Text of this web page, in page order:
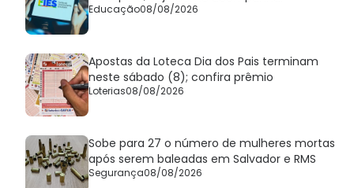
Educação08/08/2026
Apostas da Loteca Dia dos Pais terminam
neste sábado (8); confira prêmio
Loterias08/08/2026
Sobe para 27 o número de mulheres mortas
após serem baleadas em Salvador e RMS
Segurança08/08/2026